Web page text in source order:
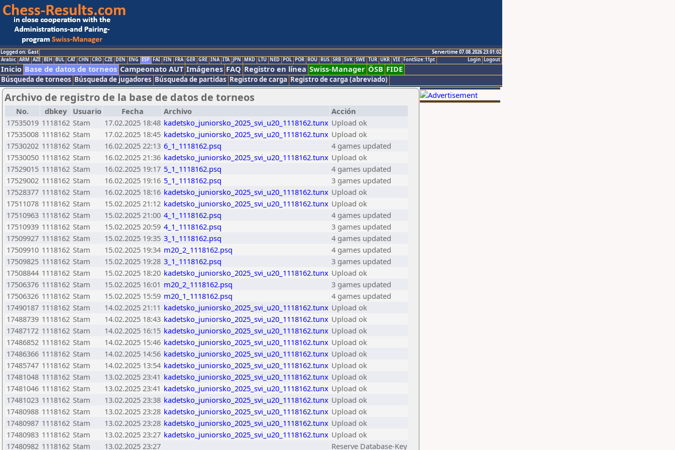
Logged on: Gast
Servertime 07.08.2026 23:01:02
Logout
Login
Arabic ARM AZE BIH BUL CAT CHN CRO CZE DEN ENG ESP FAI FIN FRA GER GRE INA ITA JPN MKD LTU NED POL POR ROU RUS SRB SVK SWE TUR UKR VIE FontSize:11pt
Inicio Base de datos de torneos Campeonato AUT Imágenes FAQ Registro en línea Swiss-Manager ÖSB FIDE
Búsqueda de torneos Búsqueda de jugadores Búsqueda de partidas Registro de carga Registro de carga (abreviado)
Archivo de registro de la base de datos de torneos
No. dbkey Usuario Fecha Archivo
Acción
17535019 1118162 Stam 17.02.2025 18:48 kadetsko_juniorsko_2025_svi_u20_1118162.tunx Upload ok
17535008 1118162 Stam 17.02.2025 18:45 kadetsko_juniorsko_2025_svi_u20_1118162.tunx Upload ok
17530202 1118162 Stam 16.02.2025 22:13 6_1_1118162.psq
4 games updated
17530050 1118162 Stam 16.02.2025 21:36 kadetsko_juniorsko_2025_svi_u20_1118162.tunx Upload ok
17529015 1118162 Stam 16.02.2025 19:17 5_1_1118162.psq
4 games updated
17529002 1118162 Stam 16.02.2025 19:16 5_1_1118162.psq
3 games updated
17528377 1118162 Stam 16.02.2025 18:16 kadetsko_juniorsko_2025_svi_u20_1118162.tunx Upload ok
17511078 1118162 Stam 15.02.2025 21:12 kadetsko_juniorsko_2025_svi_u20_1118162.tunx Upload ok
17510963 1118162 Stam 15.02.2025 21:00 4_1_1118162.psq
4 games updated
17510939 1118162 Stam 15.02.2025 20:59 4_1_1118162.psq
3 games updated
17509927 1118162 Stam 15.02.2025 19:35 3_1_1118162.psq
4 games updated
17509910 1118162 Stam 15.02.2025 19:34 m20_2_1118162.psq
4 games updated
17509825 1118162 Stam 15.02.2025 19:28 3_1_1118162.psq
3 games updated
17508844 1118162 Stam 15.02.2025 18:20 kadetsko_juniorsko_2025_svi_u20_1118162.tunx Upload ok
17506376 1118162 Stam 15.02.2025 16:01 m20_2_1118162.psq
3 games updated
17506326 1118162 Stam 15.02.2025 15:59 m20_1_1118162.psq
4 games updated
17490187 1118162 Stam 14.02.2025 21:11 kadetsko_juniorsko_2025_svi_u20_1118162.tunx Upload ok
17488739 1118162 Stam 14.02.2025 18:43 kadetsko_juniorsko_2025_svi_u20_1118162.tunx Upload ok
17487172 1118162 Stam 14.02.2025 16:15 kadetsko_juniorsko_2025_svi_u20_1118162.tunx Upload ok
17486852 1118162 Stam 14.02.2025 15:46 kadetsko_juniorsko_2025_svi_u20_1118162.tunx Upload ok
17486366 1118162 Stam 14.02.2025 14:56 kadetsko_juniorsko_2025_svi_u20_1118162.tunx Upload ok
17485747 1118162 Stam 14.02.2025 13:54 kadetsko_juniorsko_2025_svi_u20_1118162.tunx Upload ok
17481048 1118162 Stam 13.02.2025 23:41 kadetsko_juniorsko_2025_svi_u20_1118162.tunx Upload ok
17481046 1118162 Stam 13.02.2025 23:41 kadetsko_juniorsko_2025_svi_u20_1118162.tunx Upload ok
17481023 1118162 Stam 13.02.2025 23:38 kadetsko_juniorsko_2025_svi_u20_1118162.tunx Upload ok
17480988 1118162 Stam 13.02.2025 23:28 kadetsko_juniorsko_2025_svi_u20_1118162.tunx Upload ok
17480987 1118162 Stam 13.02.2025 23:28 kadetsko_juniorsko_2025_svi_u20_1118162.tunx Upload ok
17480983 1118162 Stam 13.02.2025 23:27 kadetsko_juniorsko_2025_svi_u20_1118162.tunx Upload ok
17480982 1118162 Stam 13.02.2025 23:27 Reserve Database-Key